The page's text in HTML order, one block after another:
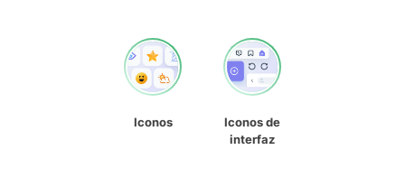
Iconos
Iconos de
interfaz